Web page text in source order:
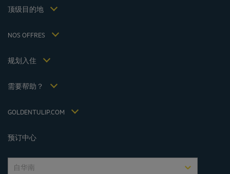
顶级目的地
Hôtels Saint-Malo
NOS OFFRES
逍遥游优惠（含早餐）
规划入住
会议和活动
需要帮助？
常见问答
GOLDENTULIP.COM
个人数据政策
Flavours Instant Benefit 通用使用条款和条件
Politiques de taxes 2023
税收政策 2021
Jin Jiang International
预订中心
自华南